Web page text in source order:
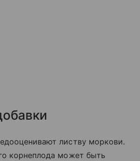
листву моркови.
корнеплода может быть